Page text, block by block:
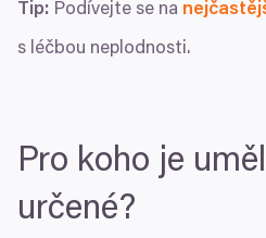
Tip: Podívejte se na
s léčbou neplodnosti.
Pro koho je
určené?